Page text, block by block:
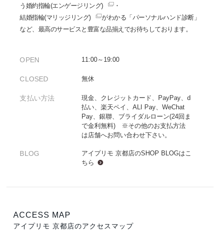
う 婚約指輪(エンゲージリング)
・
結婚指輪(マリッジリング)
がわかる「パーソナルハンド診断」
など、最高のサービスと豊富な品揃えでお待ちしております。
OPEN 11:00～19:00
CLOSED 無休
支払い方法
現金、クレジットカード、PayPay、d
払い、楽天ペイ、ALI Pay、WeChat
Pay、銀聯、ブライダルローン(24回ま
で金利無料) ※その他のお支払方法
は店舗へお問い合わせ下さい。
BLOG アイプリモ 京都店のSHOP BLOGは こ
ちら
ACCESS MAP
アイプリモ 京都店のアクセスマップ